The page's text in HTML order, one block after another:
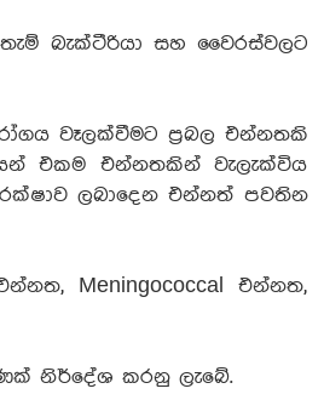
බැක්ටීරියා සහ වෛරස්වලට
වෑලක්වීමට ප්‍රබල එන්නතකි
එකම එන්නතකින් වැලැක්විය
ලබාදෙන එන්නත් පවතින
Meningococcal එන්නත,
නිර්දේශ කරනු ලැබේ.